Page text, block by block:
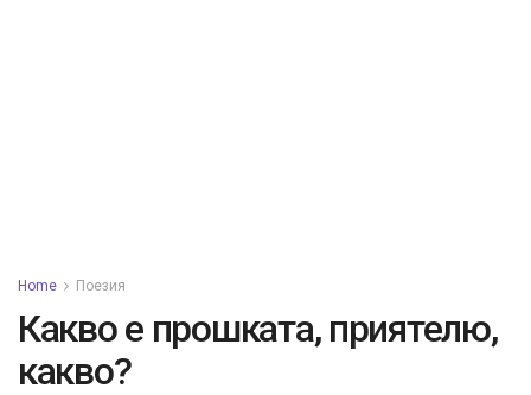
Home Поезия
Какво е прошката, приятелю,
какво?